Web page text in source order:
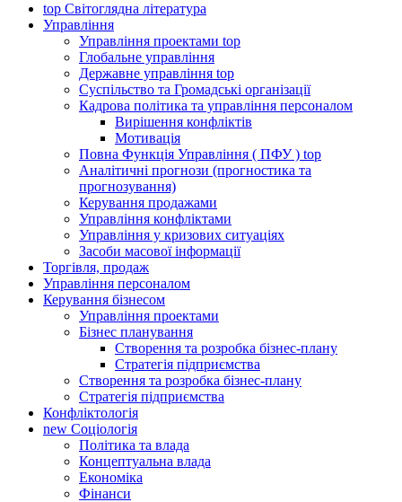
top Світоглядна література
Управління
Управління проектами top
Глобальне управління
Державне управління top
Суспільство та Громадські організації
Кадрова політика та управління персоналом
Вирішення конфліктів
Мотивація
Повна Функція Управління ( ПФУ ) top
Аналітичні прогнози (прогностика та
прогнозування)
Керування продажами
Управління конфліктами
Управління у кризових ситуаціях
Засоби масової інформації
Торгівля, продаж
Управління персоналом
Керування бізнесом
Управління проектами
Бізнес планування
Створення та розробка бізнес-плану
Стратегія підприємства
Створення та розробка бізнес-плану
Стратегія підприємства
Конфліктологія
new Соціологія
Політика та влада
Концептуальна влада
Економіка
Фінанси